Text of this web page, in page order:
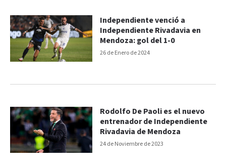
26 de Enero de 2024
Independiente venció a
Independiente Rivadavia en
Mendoza: gol del 1-0
24 de Noviembre de 2023
Rodolfo De Paoli es el nuevo
entrenador de Independiente
Rivadavia de Mendoza